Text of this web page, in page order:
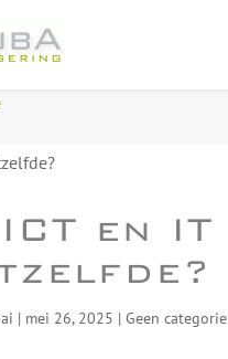
en IT
| mei 26, 2025 | Geen categorie